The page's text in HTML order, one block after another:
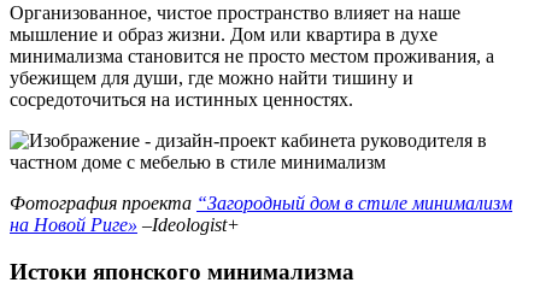
Организованное, чистое пространство влияет на наше
мышление и образ жизни. Дом или квартира в духе
минимализма становится не просто местом проживания, а
убежищем для души, где можно найти тишину и
сосредоточиться на истинных ценностях.
Фотография проекта “Загородный дом в стиле минимализм
на Новой Риге» –Ideologist+
Истоки японского минимализма